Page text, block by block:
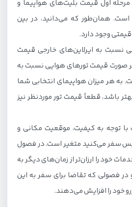
مارماریس؟
سفر به مارماریس
اول قیمت بلیت‌های هواپیما و
همان‌طور که می‌دانید، در بین
وجود دارد.
نسبت به ایرلاین‌های خارجی قیمت
هر صورت قیمت تورهای هوایی نسبت به
به هر میزان هواپیمای انتخابی شما
باشد، قطعاً قیمت تور موردنظر نیز
توجه به کیفیت، موقعیت مکانی و
سفر می‌کنید متغیر است. در فصول
خود را ارزان‌تر از زمان‌های دیگر به
در فصولی که تقاضا برای سفر به این
خود را افزایش می‌دهند.